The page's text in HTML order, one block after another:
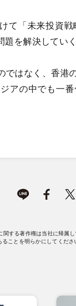
て「未来投資
を解決してい
ではなく、香港
アの中でも一
する著作権は当社に帰属
ことを明らかにしてくだ